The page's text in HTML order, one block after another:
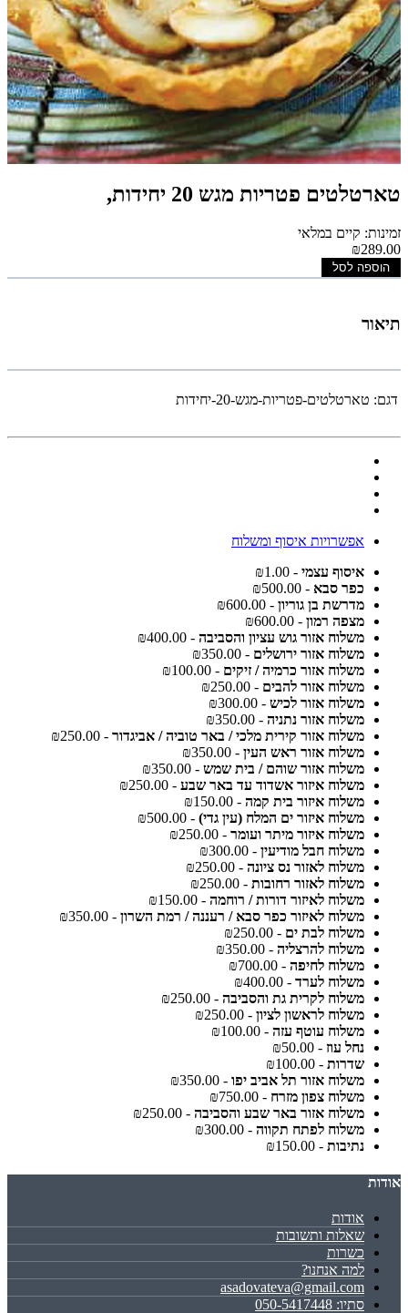
טארטלטים פטריות מגש 20 יחידות,
זמינות: קיים במלאי
₪289.00
הוספה לסל
תיאור
דגם: טארטלטים-פטריות-מגש-20-יחידות
אפשרויות איסוף ומשלוח
איסוף עצמי - ₪1.00
כפר סבא - ₪500.00
מדרשת בן גוריון - ₪600.00
מצפה רמון - ₪600.00
משלוח אזור גוש עציון והסביבה - ₪400.00
משלוח אזור ירושלים - ₪350.00
משלוח אזור כרמיה / זיקים - ₪100.00
משלוח אזור להבים - ₪250.00
משלוח אזור לכיש - ₪300.00
משלוח אזור נתניה - ₪350.00
משלוח אזור קירית מלכי / באר טוביה / אביגדור - ₪250.00
משלוח אזור ראש העין - ₪350.00
משלוח אזור שוהם / בית שמש - ₪350.00
משלוח איזור אשדוד עד באר שבע - ₪250.00
משלוח איזור בית קמה - ₪150.00
משלוח איזור ים המלח (עין גדי) - ₪500.00
משלוח איזור מיתר ועומר - ₪250.00
משלוח חבל מודיעין - ₪300.00
משלוח לאזור נס ציונה - ₪250.00
משלוח לאזור רחובות - ₪250.00
משלוח לאיזור דורות / רוחמה - ₪150.00
משלוח לאיזור כפר סבא / רעננה / רמת השרון - ₪350.00
משלוח לבת ים - ₪250.00
משלוח להרצליה - ₪350.00
משלוח לחיפה - ₪700.00
משלוח לערד - ₪400.00
משלוח לקרית גת והסביבה - ₪250.00
משלוח לראשון לציון - ₪250.00
משלוח עוטף עזה - ₪100.00
נחל עוז - ₪50.00
שדרות - ₪100.00
משלוח אזור תל אביב יפו - ₪350.00
משלוח צפון מזרח - ₪750.00
משלוח אזור באר שבע והסביבה - ₪250.00
משלוח לפתח תקווה - ₪300.00
נתיבות - ₪150.00
אודות
אודות
שאלות ותשובות
כשרות
למה אנחנו?
asadovateva@gmail.com
סתיו: 050-5417448